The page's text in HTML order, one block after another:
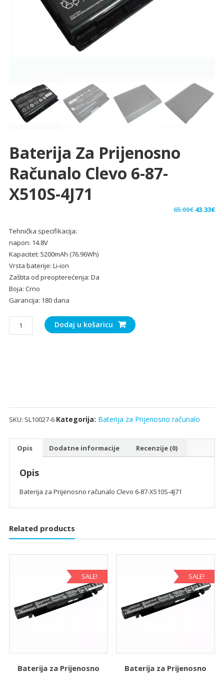
Baterija Za Prijenosno
Računalo Clevo 6-87-
X510S-4J71
65.00€ Izvorna
43.33€
Tehnička specifikacija:
napon: 14.8V
Kapacitet: 5200mAh (76.96Wh)
Vrsta baterije: Li-ion
Zaštita od preopterećenja: Da
Boja: Crno
Garancija: 180 dana
Baterija
za
količina
Dodaj u košaricu
SKU: SL10027-6 Kategorija: Baterija za Prijenosno računalo
Opis Dodatne informacije Recenzije (0)
Opis
Baterija za Prijenosno računalo Clevo 6-87-X510S-4J71
Related products
SALE!
Baterija za Prijenosno
SALE!
Baterija za Prijenosno